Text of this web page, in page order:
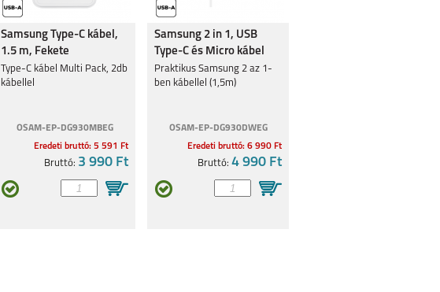
Samsung Type-C kábel,
1.5 m, Fekete
Type-C kábel Multi Pack, 2db
kábellel
OSAM-EP-DG930MBEG
Eredeti bruttó: 5 591 Ft
Bruttó: 3 990 Ft
Samsung 2 in 1, USB
Type-C és Micro kábel
Praktikus Samsung 2 az 1-
ben kábellel (1,5m)
OSAM-EP-DG930DWEG
Eredeti bruttó: 6 990 Ft
Bruttó: 4 990 Ft